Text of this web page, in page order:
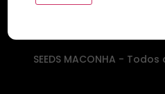
SEEDS MACONHA -